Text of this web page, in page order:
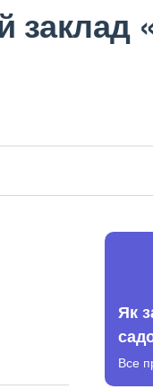
заклад
Як
Все